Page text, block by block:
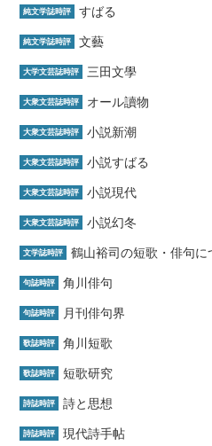
純文学誌時評 すばる
純文学誌時評 文藝
大学文芸誌時評 三田文學
大衆文芸誌時評 オール讀物
大衆文芸誌時評 小説新潮
大衆文芸誌時評 小説すばる
大衆文芸誌時評 小説現代
大衆文芸誌時評 小説幻冬
文学誌時評 鶴山裕司の短歌・俳句
句誌時評 角川俳句
句誌時評 月刊俳句界
歌誌時評 角川短歌
歌誌時評 短歌研究
詩誌時評 詩と思想
詩誌時評 現代詩手帖